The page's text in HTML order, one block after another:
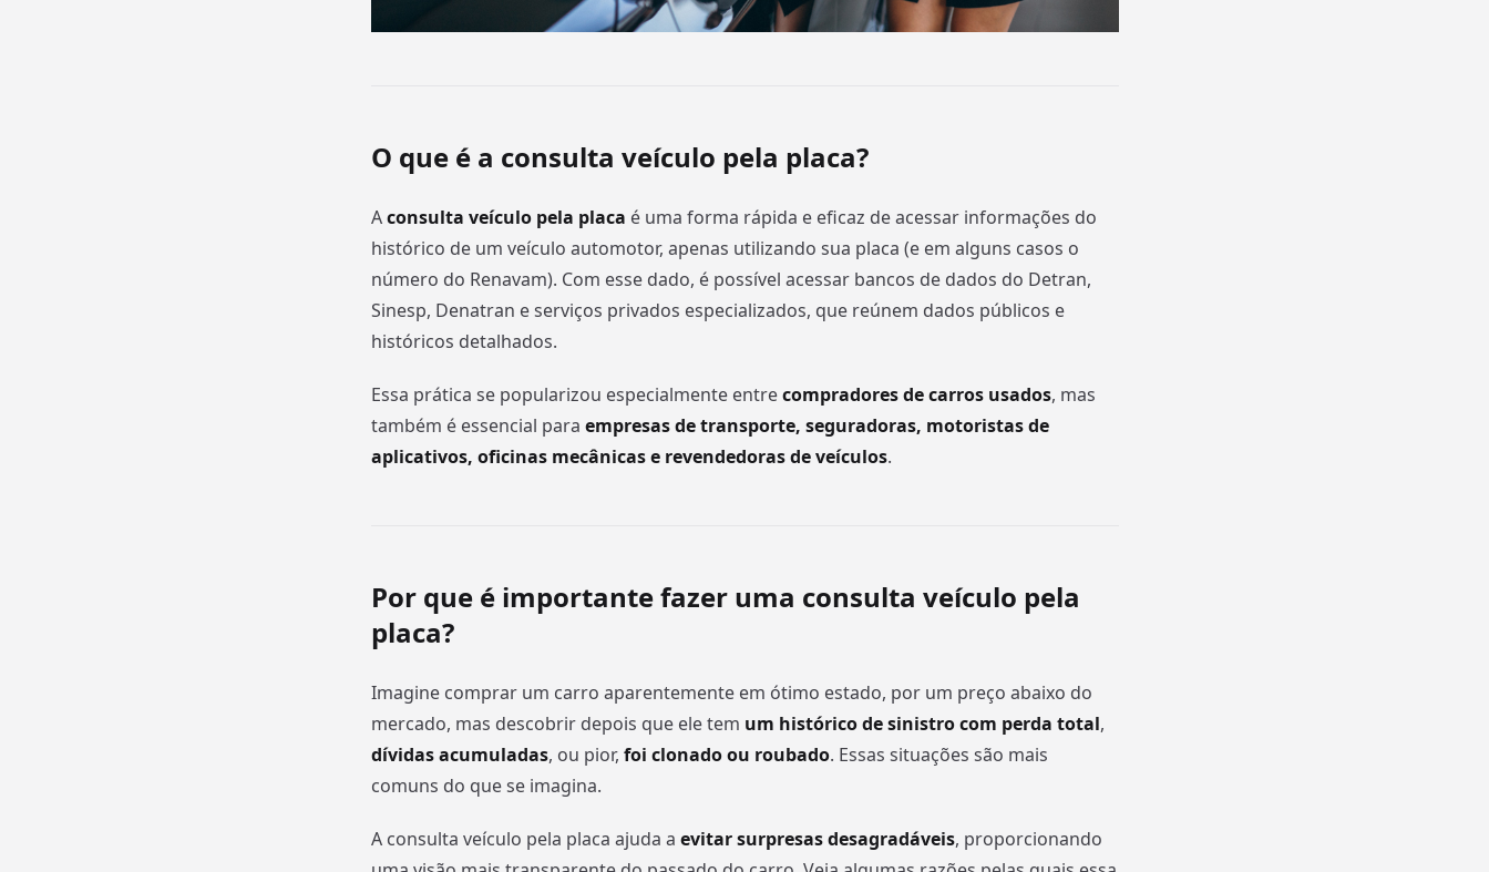
O que é a consulta veículo pela placa?
Aconsulta veículo pela placa é uma forma rápida e eficaz de acessar informações do
histórico de um veículo automotor, apenas utilizando sua placa (e em alguns casos o
número do Renavam). Com esse dado, é possível acessar bancos de dados do Detran,
Sinesp, Denatran e serviços privados especializados, que reúnem dados públicos e
históricos detalhados.
Essa prática se popularizou especialmente entrecompradores de carros usados, mas
também é essencial para empresas de transporte, seguradoras, motoristas de
aplicativos, oficinas mecânicas e revendedoras de veículos.
Por que é importante fazer uma consulta veículo pela
placa?
Imagine comprar um carro aparentemente em ótimo estado, por um preço abaixo do
mercado, mas descobrir depois que ele tem um histórico de sinistro com perda total,
dívidas acumuladas, ou pior, foi clonado ou roubado. Essas situações são mais
comuns do que se imagina.
A consulta veículo pela placa ajuda a evitar surpresas desagradáveis, proporcionando